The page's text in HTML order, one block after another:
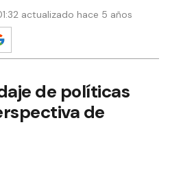
actualizado hace 5 años
de políticas
de